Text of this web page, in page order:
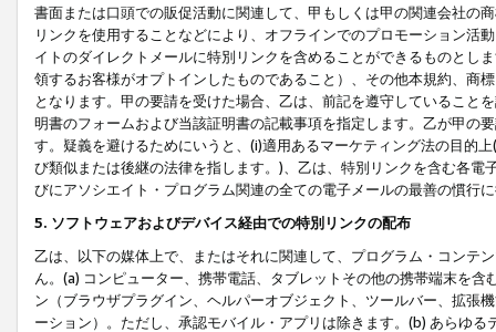
書面または口頭での販促活動に関連して、甲もしくは甲の関連会社の
リンクを使用することなどにより、オフラインでのプロモーション活
イトのダイレクトメールに特別リンクを含めることができるものとし
領するお客様がオプトインしたものであること）、その他本規約、商
となります。甲の要請を受けた場合、乙は、前記を遵守していること
明書のフォームおよび当該証明書の記載事項を指定します。乙が甲の
す。疑義を避けるためにいうと、(i)適用あるマーケティング法の目的
び類似または後継の法律を指します。)、乙は、特別リンクを含む各
びにアソシエイト・プログラム関連の全ての電子メールの最善の慣行
5. ソフトウェアおよびデバイス経由での特別リンクの配布
乙は、以下の媒体上で、またはそれに関連して、プログラム・コンテ
ん。(a) コンピューター、携帯電話、タブレットその他の携帯端末を
ン（ブラウザプラグイン、ヘルパーオブジェクト、ツールバー、拡張
ーション）。ただし、承認モバイル・アプリは除きます。(b) あらゆ